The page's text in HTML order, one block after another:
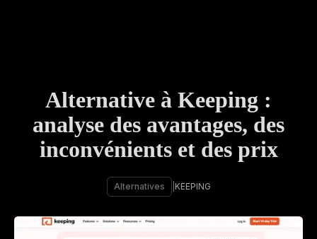
Alternative à Keeping :
analyse des avantages, des
inconvénients et des prix
Alternatives KEEPING